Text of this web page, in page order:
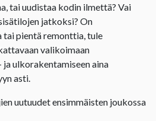
tai uudistaa kodin ilmettä? Vai
jatkoksi? On
tai pientä remonttia, tule
valikoimaan
ulkorakentamiseen aina
asti.
uutuudet ensimmäisten joukossa